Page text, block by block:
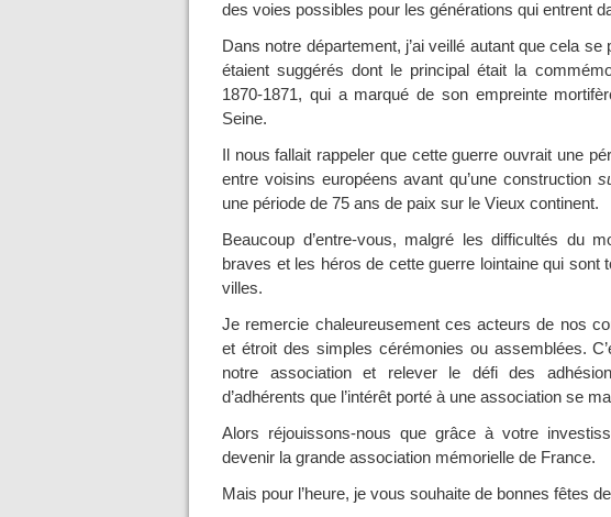
des voies possibles pour les générations qui entrent
Dans notre département, j’ai veillé autant que cela
étaient suggérés dont le principal était la
1870-1871, qui a marqué de son empreinte
Seine.
Il nous fallait rappeler que cette guerre ouvrait une
entre voisins européens avant qu’une construction
une période de 75 ans de paix sur le Vieux continent.
Beaucoup d’entre-vous, malgré les difficultés du
braves et les héros de cette guerre lointaine qui
villes.
Je remercie chaleureusement ces acteurs de nos
et étroit des simples cérémonies ou assemblées.
notre association et relever le défi des
d’adhérents que l’intérêt porté à une association se
Alors réjouissons-nous que grâce à votre
devenir la grande association mémorielle de France.
Mais pour l’heure, je vous souhaite de bonnes fêtes